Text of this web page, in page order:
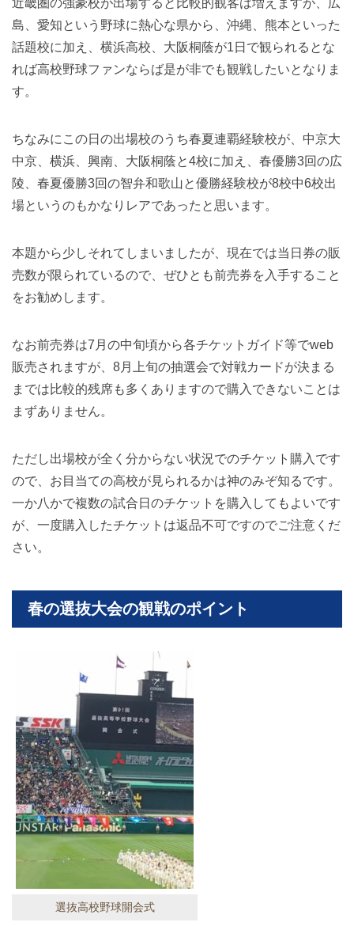
近畿圏の強豪校が出場すると比較的観客は増えますが、広
島、愛知という野球に熱心な県から、沖縄、熊本といった
話題校に加え、横浜高校、大阪桐蔭が1日で観られるとな
れば高校野球ファンならば是が非でも観戦したいとなりま
す。
ちなみにこの日の出場校のうち春夏連覇経験校が、中京大
中京、横浜、興南、大阪桐蔭と4校に加え、春優勝3回の広
陵、春夏優勝3回の智弁和歌山と優勝経験校が8校中6校出
場というのもかなりレアであったと思います。
本題から少しそれてしまいましたが、現在では当日券の販
売数が限られているので、ぜひとも前売券を入手すること
をお勧めします。
なお前売券は7月の中旬頃から各チケットガイド等でweb
販売されますが、8月上旬の抽選会で対戦カードが決まる
までは比較的残席も多くありますので購入できないことは
まずありません。
ただし出場校が全く分からない状況でのチケット購入です
ので、お目当ての高校が見られるかは神のみぞ知るです。
一か八かで複数の試合日のチケットを購入してもよいです
が、一度購入したチケットは返品不可ですのでご注意くだ
さい。
春の選抜大会の観戦のポイント
選抜高校野球開会式